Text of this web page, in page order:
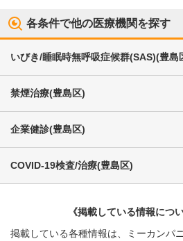
各条件で他の医療機関を探す
いびき/睡眠時無呼吸症候群(SAS)(豊島
禁煙治療(豊島区)
企業健診(豊島区)
COVID-19検査/治療(豊島区)
《掲載している情報につ
掲載している各種情報は、ミーカンパ